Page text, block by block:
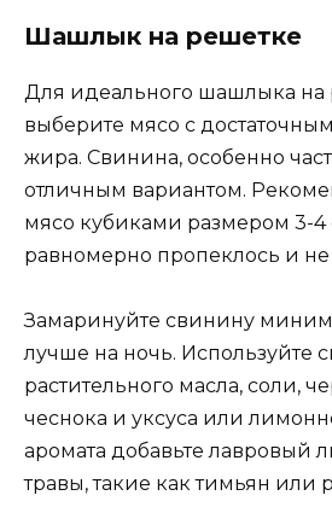
Шашлык на решетке
Для идеального шашлыка на
выберите мясо с
жира. Свинина, особенно
отличным вариантом.
мясо кубиками размером 3-4
равномерно пропеклось и не
Замаринуйте свинину
лучше на ночь. Используйте
растительного масла, соли,
чеснока и уксуса или
аромата добавьте лавровый
травы, такие как тимьян или